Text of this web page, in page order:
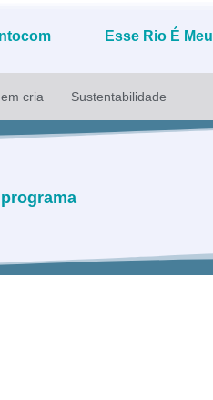
Esse Rio É Meu
cria Sustentabilidade